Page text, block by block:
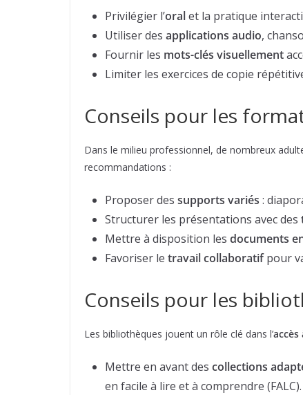
Privilégier l’oralet la pratique
Utiliser des applications audio,
Fournir les mots-clés visuellement
Limiter les exercices de copie
Conseils pour les
Dans le milieu professionnel, de nombreux
recommandations :
Proposer des supports variés :
Structurer les présentations avec des
Mettre à disposition les documents
Favoriser le travail collaboratifpour
Conseils pour les
Les bibliothèques jouent un rôle clé dans l’
Mettre en avant des collections
en facile à lire et à comprendre (FALC).